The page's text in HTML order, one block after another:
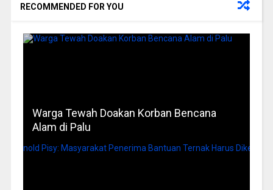
RECOMMENDED FOR YOU
Warga Tewah Doakan Korban Bencana
Alam di Palu